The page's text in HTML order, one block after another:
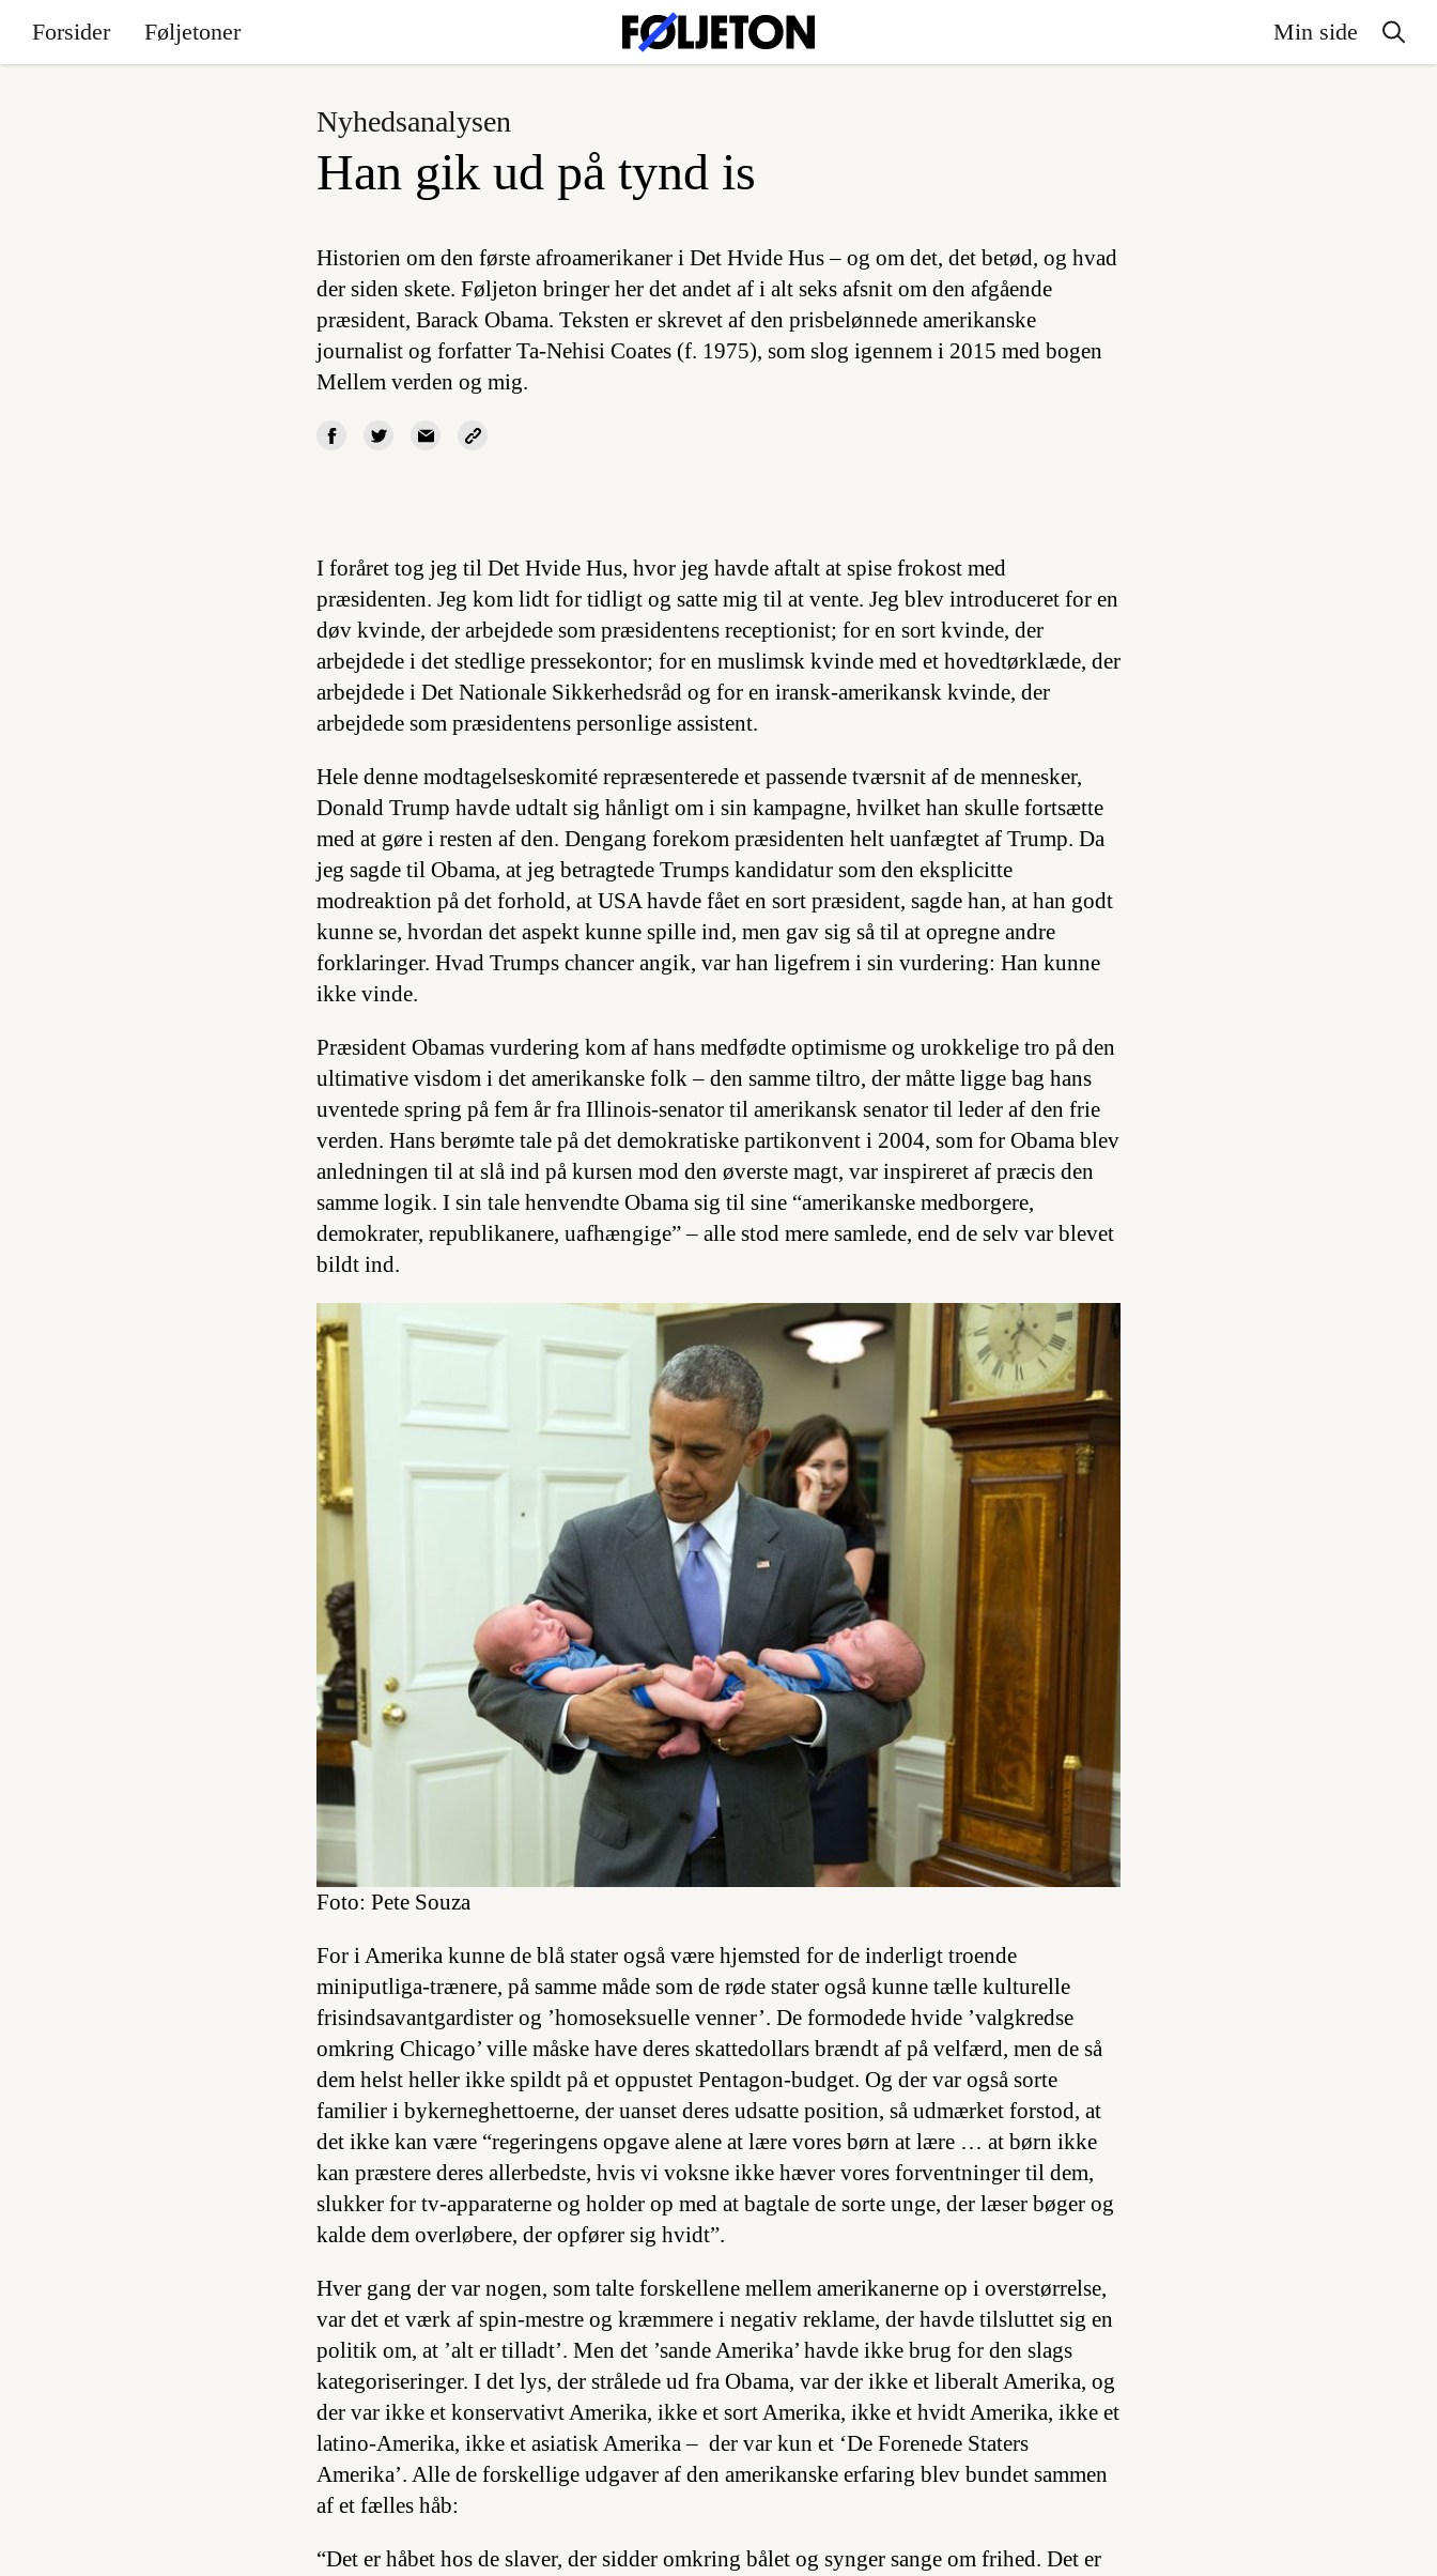
Forsider Føljetoner Min side
Nyhedsanalysen
Han gik ud på tynd is
Historien om den første afroamerikaner i Det Hvide Hus – og om det, det betød, og hvad
der siden skete. Føljeton bringer her det andet af i alt seks afsnit om den afgående
præsident, Barack Obama. Teksten er skrevet af den prisbelønnede amerikanske
journalist og forfatter Ta-Nehisi Coates (f. 1975), som slog igennem i 2015 med bogen
Mellem verden og mig.
I foråret tog jeg til Det Hvide Hus, hvor jeg havde aftalt at spise frokost med
præsidenten. Jeg kom lidt for tidligt og satte mig til at vente. Jeg blev introduceret for en
døv kvinde, der arbejdede som præsidentens receptionist; for en sort kvinde, der
arbejdede i det stedlige pressekontor; for en muslimsk kvinde med et hovedtørklæde, der
arbejdede i Det Nationale Sikkerhedsråd og for en iransk-amerikansk kvinde, der
arbejdede som præsidentens personlige assistent.
Hele denne modtagelseskomité repræsenterede et passende tværsnit af de mennesker,
Donald Trump havde udtalt sig hånligt om i sin kampagne, hvilket han skulle fortsætte
med at gøre i resten af den. Dengang forekom præsidenten helt uanfægtet af Trump. Da
jeg sagde til Obama, at jeg betragtede Trumps kandidatur som den eksplicitte
modreaktion på det forhold, at USA havde fået en sort præsident, sagde han, at han godt
kunne se, hvordan det aspekt kunne spille ind, men gav sig så til at opregne andre
forklaringer. Hvad Trumps chancer angik, var han ligefrem i sin vurdering: Han kunne
ikke vinde.
Præsident Obamas vurdering kom af hans medfødte optimisme og urokkelige tro på den
ultimative visdom i det amerikanske folk – den samme tiltro, der måtte ligge bag hans
uventede spring på fem år fra Illinois-senator til amerikansk senator til leder af den frie
verden. Hans berømte tale på det demokratiske partikonvent i 2004, som for Obama blev
anledningen til at slå ind på kursen mod den øverste magt, var inspireret af præcis den
samme logik. I sin tale henvendte Obama sig til sine “amerikanske medborgere,
demokrater, republikanere, uafhængige” – alle stod mere samlede, end de selv var blevet
bildt ind.
Foto: Pete Souza
For i Amerika kunne de blå stater også være hjemsted for de inderligt troende
miniputliga-trænere, på samme måde som de røde stater også kunne tælle kulturelle
frisindsavantgardister og ’homoseksuelle venner’. De formodede hvide ’valgkredse
omkring Chicago’ ville måske have deres skattedollars brændt af på velfærd, men de så
dem helst heller ikke spildt på et oppustet Pentagon-budget. Og der var også sorte
familier i bykerneghettoerne, der uanset deres udsatte position, så udmærket forstod, at
det ikke kan være “regeringens opgave alene at lære vores børn at lære … at børn ikke
kan præstere deres allerbedste, hvis vi voksne ikke hæver vores forventninger til dem,
slukker for tv-apparaterne og holder op med at bagtale de sorte unge, der læser bøger og
kalde dem overløbere, der opfører sig hvidt”.
Hver gang der var nogen, som talte forskellene mellem amerikanerne op i overstørrelse,
var det et værk af spin-mestre og kræmmere i negativ reklame, der havde tilsluttet sig en
politik om, at ’alt er tilladt’. Men det ’sande Amerika’ havde ikke brug for den slags
kategoriseringer. I det lys, der strålede ud fra Obama, var der ikke et liberalt Amerika, og
der var ikke et konservativt Amerika, ikke et sort Amerika, ikke et hvidt Amerika, ikke et
latino-Amerika, ikke et asiatisk Amerika – der var kun et ‘De Forenede Staters
Amerika’. Alle de forskellige udgaver af den amerikanske erfaring blev bundet sammen
af et fælles håb:
“Det er håbet hos de slaver, der sidder omkring bålet og synger sange om frihed. Det er